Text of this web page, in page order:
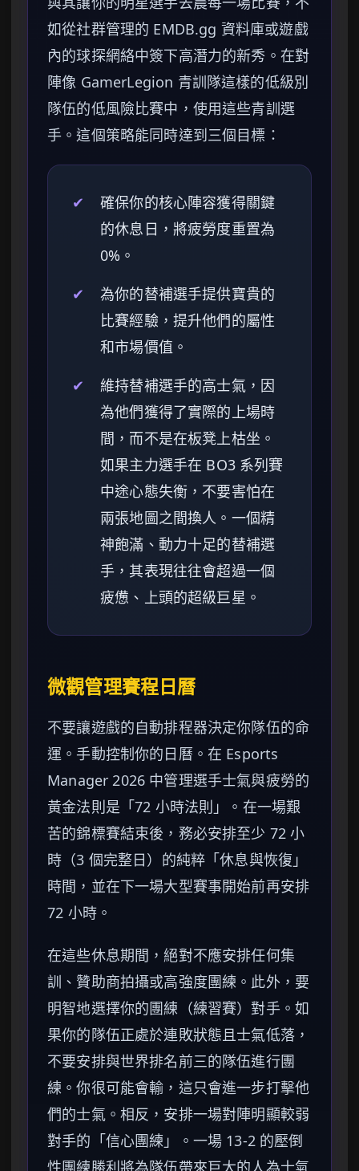
如從社群管理的 EMDB.gg 資料庫或遊戲
內的球探網絡中簽下高潛力的新秀。在對
陣像 GamerLegion 青訓隊這樣的低級別
隊伍的低風險比賽中，使用這些青訓選
手。這個策略能同時達到三個目標：
✔
確保你的核心陣容獲得關鍵
的休息日，將疲勞度重置為
0%。
✔
為你的替補選手提供寶貴的
比賽經驗，提升他們的屬性
和市場價值。
✔
維持替補選手的高士氣，因
為他們獲得了實際的上場時
間，而不是在板凳上枯坐。
如果主力選手在 BO3 系列賽
中途心態失衡，不要害怕在
兩張地圖之間換人。一個精
神飽滿、動力十足的替補選
手，其表現往往會超過一個
疲憊、上頭的超級巨星。
微觀管理賽程日曆
不要讓遊戲的自動排程器決定你隊伍的命
運。手動控制你的日曆。在 Esports
Manager 2026 中管理選手士氣與疲勞的
黃金法則是「72 小時法則」。在一場艱
苦的錦標賽結束後，務必安排至少 72 小
時（3 個完整日）的純粹「休息與恢復」
時間，並在下一場大型賽事開始前再安排
72 小時。
在這些休息期間，絕對不應安排任何集
訓、贊助商拍攝或高強度團練。此外，要
明智地選擇你的團練（練習賽）對手。如
果你的隊伍正處於連敗狀態且士氣低落，
不要安排與世界排名前三的隊伍進行團
練。你很可能會輸，這只會進一步打擊他
們的士氣。相反，安排一場對陣明顯較弱
對手的「信心團練」。一場 13-2 的壓倒